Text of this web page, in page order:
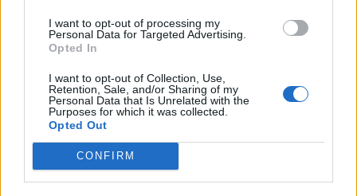
I want to opt-out of processing my
Personal Data for Targeted Advertising.
Opted In
I want to opt-out of Collection, Use,
Retention, Sale, and/or Sharing of my
Personal Data that Is Unrelated with the
Purposes for which it was collected.
Opted Out
CONFIRM
Navigácia
v
článku
Previous:
Ovocný piškótový
dezert so
smotanovým
krémom pripravený
bez pečenia! Deti
sa idú za ním
potrhať
Next:
Mladá kapusta, 3
vajcia a bylinky…
30 minút a jesenný
Takú dobrotu ste